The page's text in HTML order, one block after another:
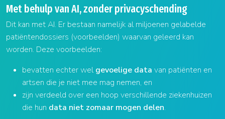
Met behulp van AI, zonder privacyschending
Dit kan met AI. Er bestaan namelijk al miljoenen gelabelde
patiëntendossiers (voorbeelden) waarvan geleerd kan
worden. Deze voorbeelden:
bevatten echter wel gevoelige data van patiënten en
artsen die je niet mee mag nemen, en
zijn verdeeld over een hoop verschillende ziekenhuizen
die hun data niet zomaar mogen delen.